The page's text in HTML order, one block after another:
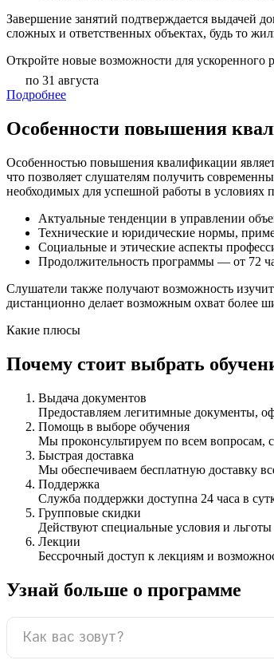
Завершение занятий подтверждается выдачей
сложных и ответственных объектах, будь то
Откройте новые возможности для ускоренного
по 31 августа
Подробнее
Особенности повышения
Особенностью повышения квалификации
что позволяет слушателям получить
необходимых для успешной работы в
Актуальные тенденции в управлении
Технические и юридические нормы,
Социальные и этические аспекты
Продолжительность программы — от 72
Слушатели также получают возможность
дистанционно делает возможным охват более
Какие плюсы
Почему стоит выбрать
Выдача документов
Предоставляем легитимные документы,
Помощь в выборе обучения
Мы проконсультируем по всем вопросам,
Быстрая доставка
Мы обеспечиваем бесплатную доставку
Поддержка
Служба поддержки доступна 24 часа в
Групповые скидки
Действуют специальные условия и
Лекции
Бессрочный доступ к лекциям и
Узнай больше о программе